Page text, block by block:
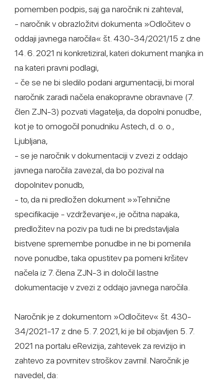
pomemben podpis, saj ga naročnik ni zahteval,
- naročnik v obrazložitvi dokumenta »Odločitev o
oddaji javnega naročila« št. 430-34/2021/15 z dne
14. 6. 2021 ni konkretiziral, kateri dokument manjka in
na kateri pravni podlagi,
- če se ne bi sledilo podani argumentaciji, bi moral
naročnik zaradi načela enakopravne obravnave (7.
člen ZJN-3) pozvati vlagatelja, da dopolni ponudbe,
kot je to omogočil ponudniku Astech, d. o. o.,
Ljubljana,
- se je naročnik v dokumentaciji v zvezi z oddajo
javnega naročila zavezal, da bo pozival na
dopolnitev ponudb,
- to, da ni predložen dokument »»Tehnične
specifikacije - vzdrževanje«, je očitna napaka,
predložitev na poziv pa tudi ne bi predstavljala
bistvene spremembe ponudbe in ne bi pomenila
nove ponudbe, taka opustitev pa pomeni kršitev
načela iz 7. člena ZJN-3 in določil lastne
dokumentacije v zvezi z oddajo javnega naročila.
Naročnik je z dokumentom »Odločitev« št. 430-
34/2021-17 z dne 5. 7. 2021, ki je bil objavljen 5. 7.
2021 na portalu eRevizija, zahtevek za revizijo in
zahtevo za povrnitev stroškov zavrnil. Naročnik je
navedel, da: